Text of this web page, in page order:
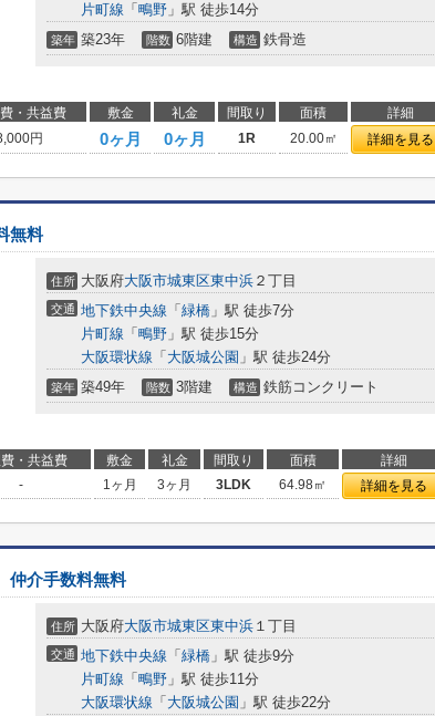
片町線 「 鴫野 」駅 徒歩14分
築年 築23年 階数 6階建 構造 鉄骨造
・共益費 敷金 礼金 間取り 面積 詳細
円 0ヶ月 0ヶ月 1R 20.00㎡ 詳細を見る
無料
住所 大阪府大阪市城東区東中浜 ２丁目
交通 地下鉄中央線 「 緑橋 」駅 徒歩7分
片町線 「 鴫野 」駅 徒歩15分
大阪環状線 「 大阪城公園 」駅 徒歩24分
築年 築49年 階数 3階建 構造 鉄筋コンクリート
・共益費 敷金 礼金 間取り 面積 詳細
- 1ヶ月 3ヶ月 3LDK 64.98㎡ 詳細を見る
仲介手数料無料
住所 大阪府大阪市城東区東中浜 １丁目
交通 地下鉄中央線 「 緑橋 」駅 徒歩9分
片町線 「 鴫野 」駅 徒歩11分
大阪環状線 「 大阪城公園 」駅 徒歩22分